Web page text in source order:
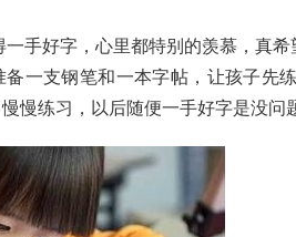
手好字，心里都特别的羡慕，真
一支钢笔和一本字帖，让孩子先
慢练习，以后随便一手好字是没问